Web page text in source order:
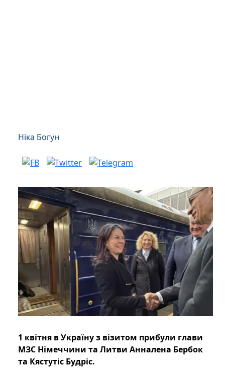
Ніка Богун
1 квітня в Україну з візитом прибули глави
МЗС Німеччини та Литви Анналена Бербок
та Кястутіс Будріс.